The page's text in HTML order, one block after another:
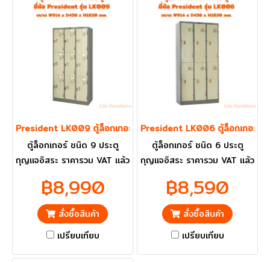
President LK009 ตู้ล็อกเกอร์ ชนิด 9 ประตู
ตู้ล็อกเกอร์ ชนิด 9 ประตู
กุญแจอิสระ ราคารวม VAT แล้ว
฿8,990
สั่งซื้อสินค้า
เปรียบเทียบ
President LK006 ตู้ล็อกเกอร์ 6
ตู้ล็อกเกอร์ ชนิด 6 ประตู
กุญแจอิสระ ราคารวม VAT แล้ว
฿8,590
สั่งซื้อสินค้า
เปรียบเทียบ